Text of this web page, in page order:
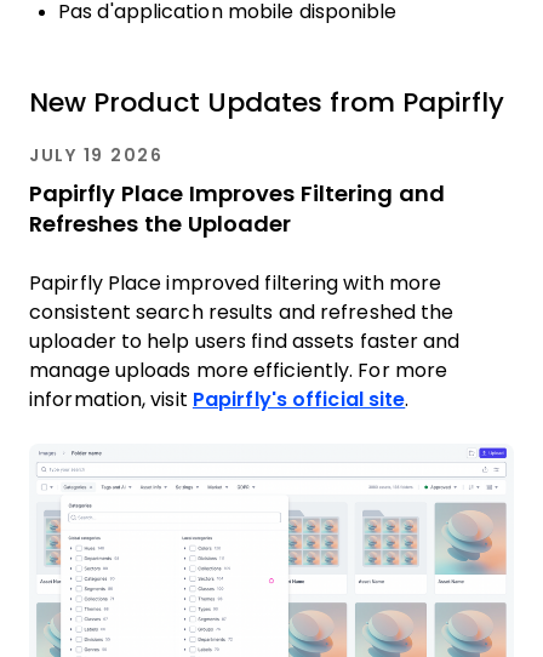
Pas d'application mobile disponible
New Product Updates from Papirfly
JULY 19 2026
Papirfly Place Improves Filtering and
Refreshes the Uploader
Papirfly Place improved filtering with more
consistent search results and refreshed the
uploader to help users find assets faster and
manage uploads more efficiently. For more
information, visit Papirfly's official site.